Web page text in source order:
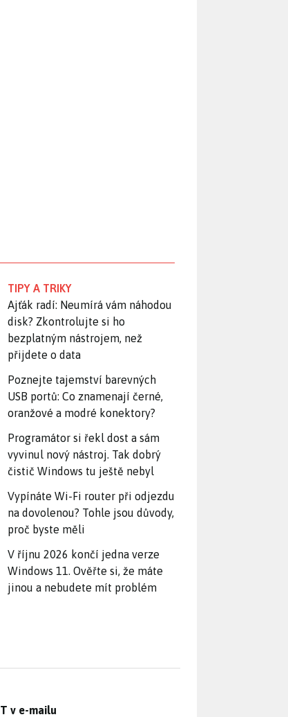
TIPY A TRIKY
Ajťák radí: Neumírá vám náhodou
disk? Zkontrolujte si ho
bezplatným nástrojem, než
přijdete o data
Poznejte tajemství barevných
USB portů: Co znamenají černé,
oranžové a modré konektory?
Programátor si řekl dost a sám
vyvinul nový nástroj. Tak dobrý
čistič Windows tu ještě nebyl
Vypínáte Wi-Fi router při odjezdu
na dovolenou? Tohle jsou důvody,
proč byste měli
V říjnu 2026 končí jedna verze
Windows 11. Ověřte si, že máte
jinou a nebudete mít problém
v e-mailu